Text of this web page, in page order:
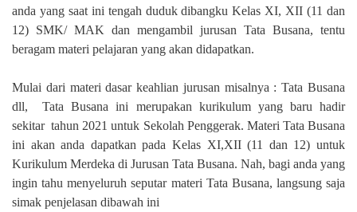
anda yang saat ini tengah duduk dibangku Kelas XI, XII (11 dan
12) SMK/ MAK dan mengambil jurusan Tata Busana, tentu
beragam materi pelajaran yang akan didapatkan.
Mulai dari materi dasar keahlian jurusan misalnya : Tata Busana
dll, Tata Busana ini merupakan kurikulum yang baru hadir
sekitar tahun 2021 untuk Sekolah Penggerak. Materi Tata Busana
ini akan anda dapatkan pada Kelas XI,XII (11 dan 12) untuk
Kurikulum Merdeka di Jurusan Tata Busana. Nah, bagi anda yang
ingin tahu menyeluruh seputar materi Tata Busana, langsung saja
simak penjelasan dibawah ini